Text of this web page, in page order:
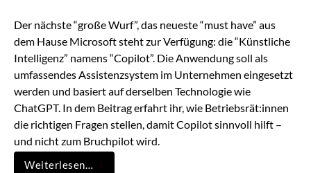
Der nächste “große Wurf”, das neueste “must have” aus
dem Hause Microsoft steht zur Verfügung: die “Künstliche
Intelligenz” namens “Copilot”. Die Anwendung soll als
umfassendes Assistenzsystem im Unternehmen eingesetzt
werden und basiert auf derselben Technologie wie
ChatGPT. In dem Beitrag erfahrt ihr, wie Betriebsrät:innen
die richtigen Fragen stellen, damit Copilot sinnvoll hilft –
und nicht zum Bruchpilot wird.
Weiterlesen…